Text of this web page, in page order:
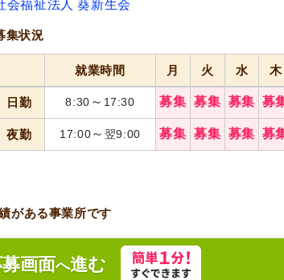
訓練室
明るく広々とした空間で、リハビリや集いの場
利用できます。
会福祉法人 葵新生会
集状況
就業時間 月 火 水 木
日勤 8:30 ～ 17:30 募集 募集 募集 募
夜勤 17:00～ 翌9:00 募集 募集 募集 募
がある事業所です
画面へ進む